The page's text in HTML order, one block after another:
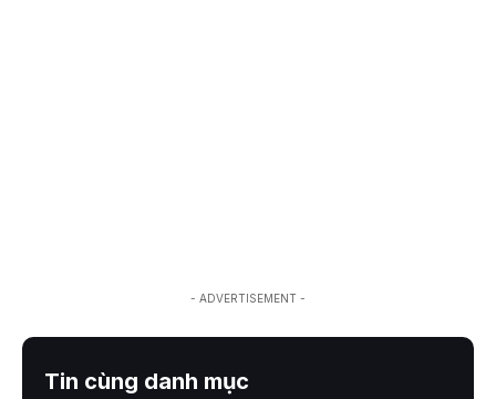
- ADVERTISEMENT -
Tin cùng danh mục